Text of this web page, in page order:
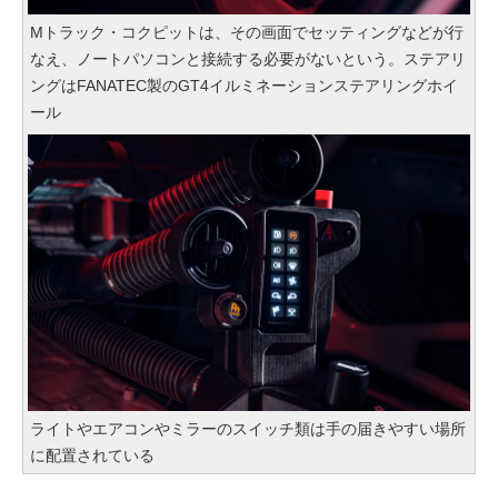
Mトラック・コクピットは、その画面でセッティングなどが行
なえ、ノートパソコンと接続する必要がないという。ステアリ
ングはFANATEC製のGT4イルミネーションステアリングホイ
ール
ライトやエアコンやミラーのスイッチ類は手の届きやすい場所
に配置されている